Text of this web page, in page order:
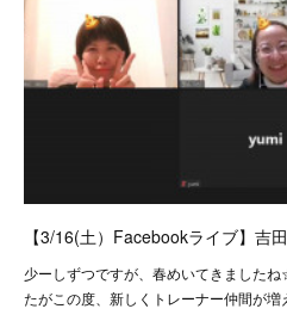
【3/16(土）Facebookライブ】吉
少ーしずつですが、春めいてきました
たがこの度、新しくトレーナー仲間が